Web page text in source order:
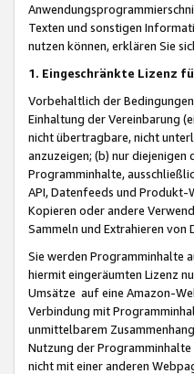
Texten und sonstigen
nutzen können, erklären Sie
1. Eingeschränkte Lizenz
Vorbehaltlich der
Einhaltung der Vereinbarung
nicht übertragbare, nicht
anzuzeigen; (b) nur
Programminhalte,
API, Datenfeeds und Produkt-
Kopieren oder andere
Sammeln und Extrahieren von
Sie werden Programminhalte
hiermit eingeräumten Lizenz
Umsätze auf eine Amazon-
Verbindung mit
unmittelbarem
Nutzung der
nicht mit einer anderen